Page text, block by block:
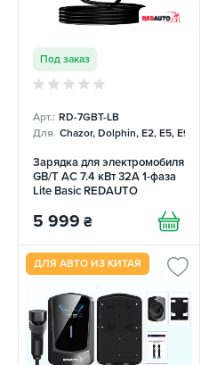
Под заказ
Арт.: RD-7GBT-LB
Для Chazor, Dolphin, E2, E5, E9,
Зарядка для электромобиля
GB/T AC 7.4 кВт 32А 1-фаза
Lite Basic REDAUTO
5 999 ₴
ДЛЯ АВТО ИЗ КИТАЯ